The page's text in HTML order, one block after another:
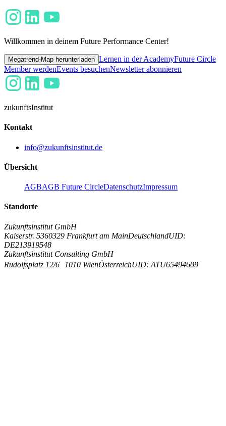
Willkommen in deinem Future Performance Center!
Megatrend-Map herunterladen Lernen in der AcademyFuture Circle
Member werdenEvents besuchenNewsletter abonnieren
zukunftsInstitut
Kontakt
info@zukunftsinstitut.de
Übersicht
AGBAGB Future CircleDatenschutzImpressum
Standorte
Zukunftsinstitut GmbH
Kaiserstr. 5360329 Frankfurt am MainDeutschlandUID:
DE213919548
Zukunftsinstitut Consulting GmbH
Rudolfsplatz 12/6
1010 WienÖsterreichUID: ATU65494609